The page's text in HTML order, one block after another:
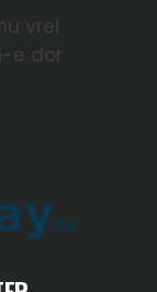
vrei
e dor